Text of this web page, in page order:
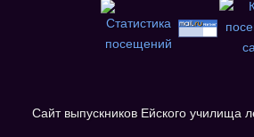
Сайт выпускников Ейского училища